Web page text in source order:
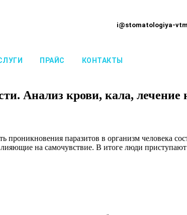
i@stomatologiya-
ПРАЙС КОНТАКТЫ
Анализ крови, кала,
паразитов в организм человека
на самочувствие. В итоге люди